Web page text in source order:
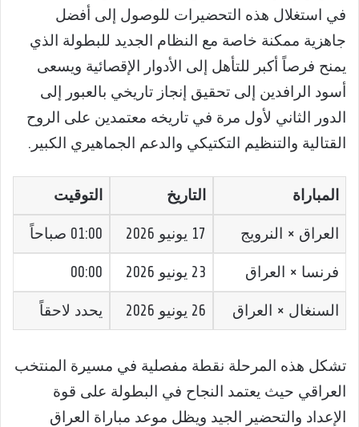
في استغلال هذه التحضيرات للوصول إلى أفضل
جاهزية ممكنة خاصة مع النظام الجديد للبطولة الذي
يمنح فرصاً أكبر للتأهل إلى الأدوار الإقصائية ويسعى
أسود الرافدين إلى تحقيق إنجاز تاريخي بالعبور إلى
الدور الثاني لأول مرة في تاريخه معتمدين على الروح
القتالية والتنظيم التكتيكي والدعم الجماهيري الكبير.
المباراة التاريخ التوقيت
العراق × النرويج 17 يونيو 2026 01:00 صباحاً
فرنسا × العراق 23 يونيو 2026 00:00
السنغال × العراق 26 يونيو 2026 يحدد لاحقاً
تشكل هذه المرحلة نقطة مفصلية في مسيرة المنتخب
العراقي حيث يعتمد النجاح في البطولة على قوة
الإعداد والتحضير الجيد ويظل موعد مباراة العراق